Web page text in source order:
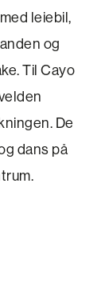
leiebil,
og
Til Cayo
De
dans på